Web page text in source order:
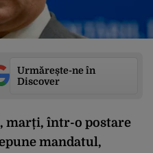
Urmărește-ne în
Discover
marți, într-o postare
mandatul,